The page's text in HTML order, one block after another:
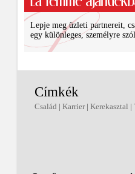
Lepje meg üzleti partnereit,
egy különleges, személyre
Címkék
Család | Karrier| Kerekasztal |